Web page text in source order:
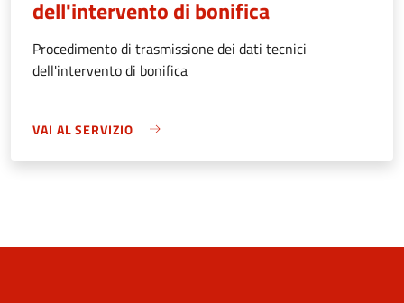
dell'intervento di bonifica
Procedimento di trasmissione dei dati tecnici
dell'intervento di bonifica
VAI AL SERVIZIO